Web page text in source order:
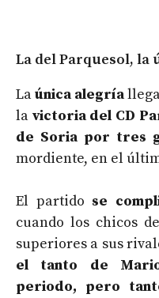
La del Parquesol, la
Laúnica alegría
la victoria del CD
de Soria por tres
mordiente, en el
El partido se
cuando los chicos
superiores a sus
el tanto de
periodo, pero